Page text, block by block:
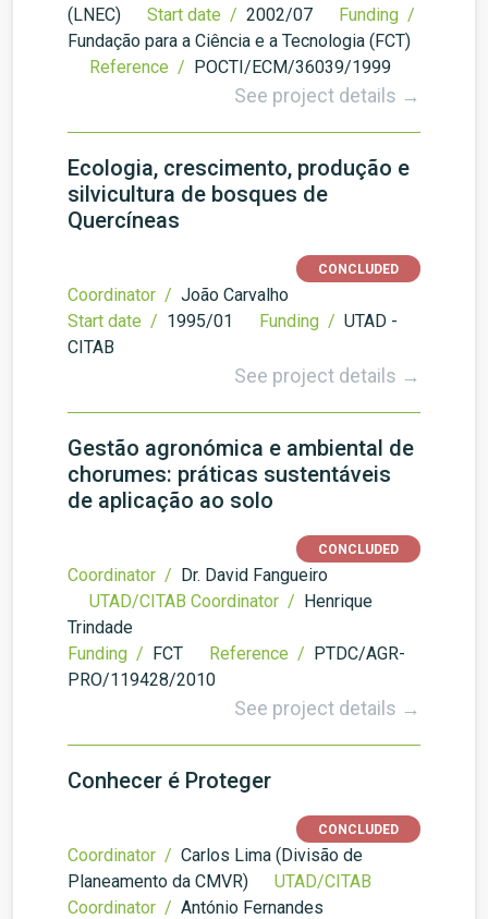
(LNEC)
Start date / 2002/07
Funding /
Fundação para a Ciência e a Tecnologia (FCT)
Reference / POCTI/ECM/36039/1999
See project details →
Ecologia, crescimento, produção e
silvicultura de bosques de
Quercíneas
CONCLUDED
Coordinator / João Carvalho
Start date / 1995/01 Funding / UTAD -
CITAB
See project details →
Gestão agronómica e ambiental de
chorumes: práticas sustentáveis
de aplicação ao solo
CONCLUDED
Coordinator / Dr. David Fangueiro
UTAD/CITAB Coordinator / Henrique
Trindade
Funding / FCT Reference / PTDC/AGR-
PRO/119428/2010
See project details →
Conhecer é Proteger
CONCLUDED
Coordinator / Carlos Lima (Divisão de
Planeamento da CMVR)
UTAD/CITAB
Coordinator / António Fernandes